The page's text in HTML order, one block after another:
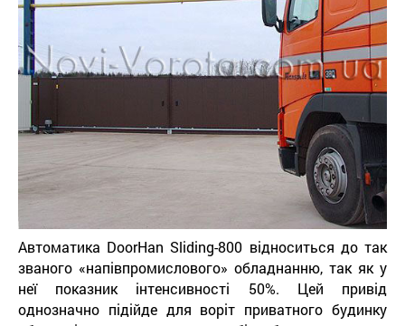
Автоматика DoorHan Sliding-800 відноситься до так
званого «напівпромислового» обладнанню, так як у
неї показник інтенсивності 50%. Цей привід
однозначно підійде для воріт приватного будинку